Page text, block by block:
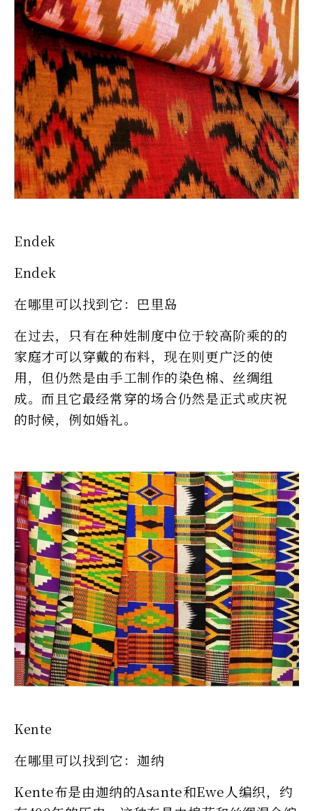
Endek
Endek
在哪里可以找到它：巴里岛
在过去，只有在种姓制度中位于较高阶乘的的
家庭才可以穿戴的布料，现在则更广泛的使
用，但仍然是由手工制作的染色棉、丝绸组
成。而且它最经常穿的场合仍然是正式或庆祝
的时候，例如婚礼。
Kente
在哪里可以找到它：迦纳
Kente布是由迦纳的Asante和Ewe人编织，约